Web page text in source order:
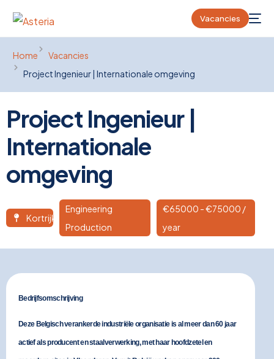
Vacancies
Home
Vacancies
Project Ingenieur | Internationale omgeving
Project Ingenieur |
Internationale
omgeving
Kortrijk
Engineering
Production
€65000 - €75000 /
year
Bedrijfsomschrijving
Deze Belgisch verankerde industriële organisatieis al meer dan 60 jaar
actief als producent en staalverwerking, met haar hoofdzetel en